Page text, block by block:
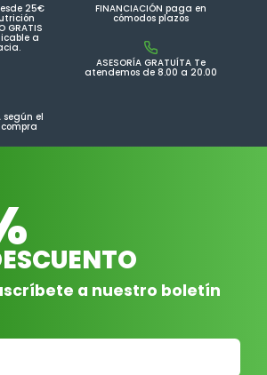
25€
GRATIS
a
FINANCIACIÓN paga en
cómodos plazos
ASESORÍA GRATUÍTA Te
atendemos de 8.00 a 20.00
según el
a nuestro boletín